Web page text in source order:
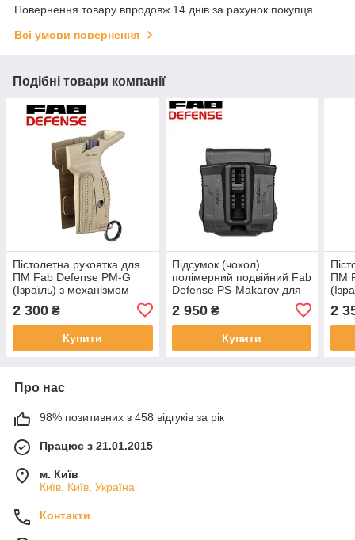
Повернення товару впродовж 14 днів за рахунок покупця
Всі умови повернення
Подібні товари компанії
Пістолетна рукоятка для
ПМ Fab Defense PM-G
(Ізраїль) з механізмом
ПІСОЧНА (під праву руку)
2 300 ₴
Купити
Підсумок (чохол)
полімерний подвійний Fab
Defense PS-Makarov для
2 950₴
Купити
ПМ
2
Про нас
98% позитивних з 458 відгуків за рік
Працює з 21.01.2015
м. Київ
Київ, Київ, Україна
Контакти